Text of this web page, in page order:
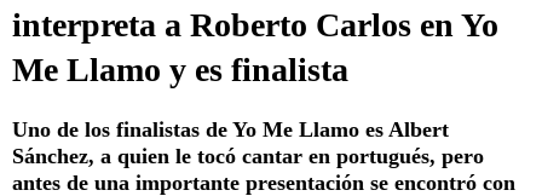
interpreta a Roberto Carlos en Yo
Me Llamo y es finalista
Uno de los finalistas de Yo Me Llamo es Albert
Sánchez, a quien le tocó cantar en portugués, pero
antes de una importante presentación se encontró con